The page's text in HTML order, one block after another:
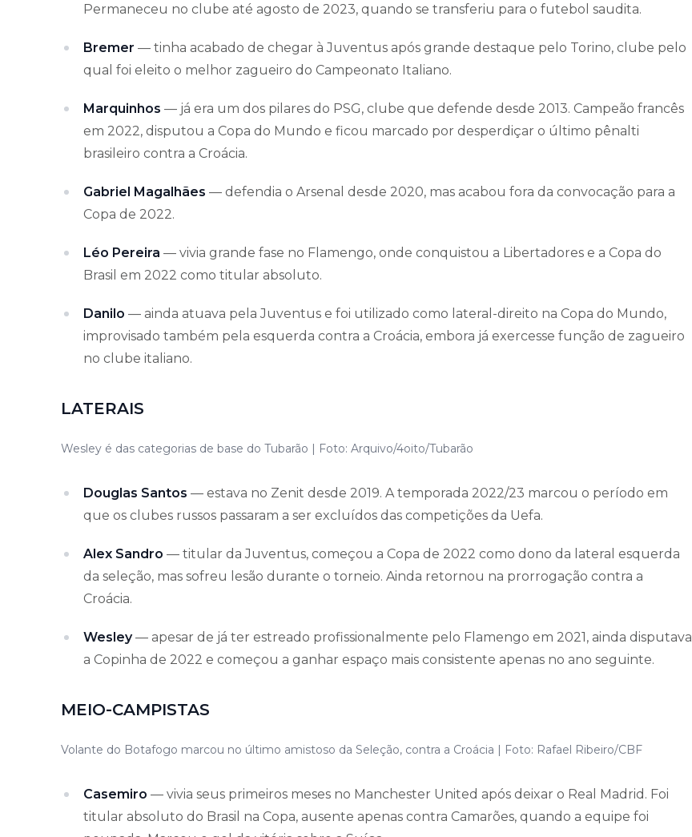
Permaneceu no clube até agosto de 2023, quando se transferiu para o futebol saudita.
Bremer — tinha acabado de chegar à Juventus após grande destaque pelo Torino, clube pelo
qual foi eleito o melhor zagueiro do Campeonato Italiano.
Marquinhos — já era um dos pilares do PSG, clube que defende desde 2013. Campeão francês
em 2022, disputou a Copa do Mundo e ficou marcado por desperdiçar o último pênalti
brasileiro contra a Croácia.
Gabriel Magalhães — defendia o Arsenal desde 2020, mas acabou fora da convocação para a
Copa de 2022.
Léo Pereira — vivia grande fase no Flamengo, onde conquistou a Libertadores e a Copa do
Brasil em 2022 como titular absoluto.
Danilo — ainda atuava pela Juventus e foi utilizado como lateral-direito na Copa do Mundo,
improvisado também pela esquerda contra a Croácia, embora já exercesse função de zagueiro
no clube italiano.
LATERAIS
Wesley é das categorias de base do Tubarão | Foto: Arquivo/4oito/Tubarão
Douglas Santos — estava no Zenit desde 2019. A temporada 2022/23 marcou o período em
que os clubes russos passaram a ser excluídos das competições da Uefa.
Alex Sandro — titular da Juventus, começou a Copa de 2022 como dono da lateral esquerda
da seleção, mas sofreu lesão durante o torneio. Ainda retornou na prorrogação contra a
Croácia.
Wesley— apesar de já ter estreado profissionalmente pelo Flamengo em 2021, ainda disputava
a Copinha de 2022 e começou a ganhar espaço mais consistente apenas no ano seguinte.
MEIO-CAMPISTAS
Volante do Botafogo marcou no último amistoso da Seleção, contra a Croácia | Foto: Rafael Ribeiro/CBF
Casemiro — vivia seus primeiros meses no Manchester United após deixar o Real Madrid. Foi
titular absoluto do Brasil na Copa, ausente apenas contra Camarões, quando a equipe foi